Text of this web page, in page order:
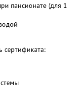
пансионате (для 1
сертификата: